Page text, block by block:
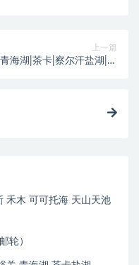
上一篇
海湖|茶卡|察尔汗盐湖|大
禾木 可可托海 天山天池
轮）